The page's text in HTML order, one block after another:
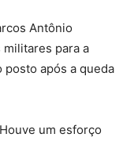
Antônio
para a
posto após a queda
um esforço